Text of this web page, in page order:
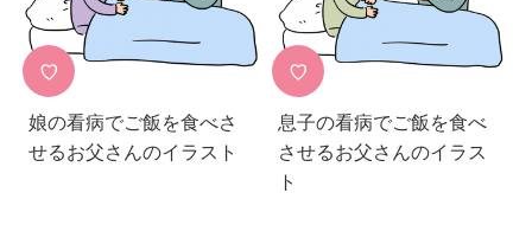
♡
娘の看病でご飯を食べさ
せるお父さんのイラスト
♡
息子の看病でご飯を食べ
させるお父さんのイラス
ト